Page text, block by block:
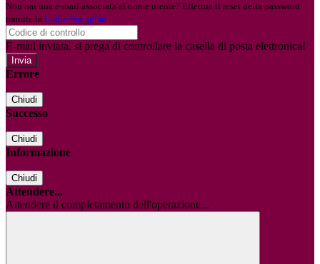
Non hai una e-mail associata al nome utente? Effettua il reset della password
tramite la Login Spaggiari
E-mail inviata, si prega di controllare la casella di posta elettronica!
Errore
Chiudi
Successo
Chiudi
Informazione
Chiudi
Attendere...
Attendere il completamento dell'operazione...